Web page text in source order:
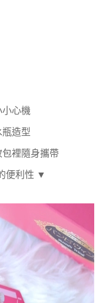
心機
造型
裡隨身攜帶
便利性 ▼